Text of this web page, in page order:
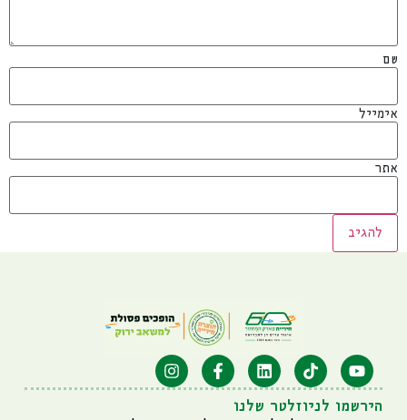
שם
אימייל
אתר
הירשמו לניוזלטר שלנו